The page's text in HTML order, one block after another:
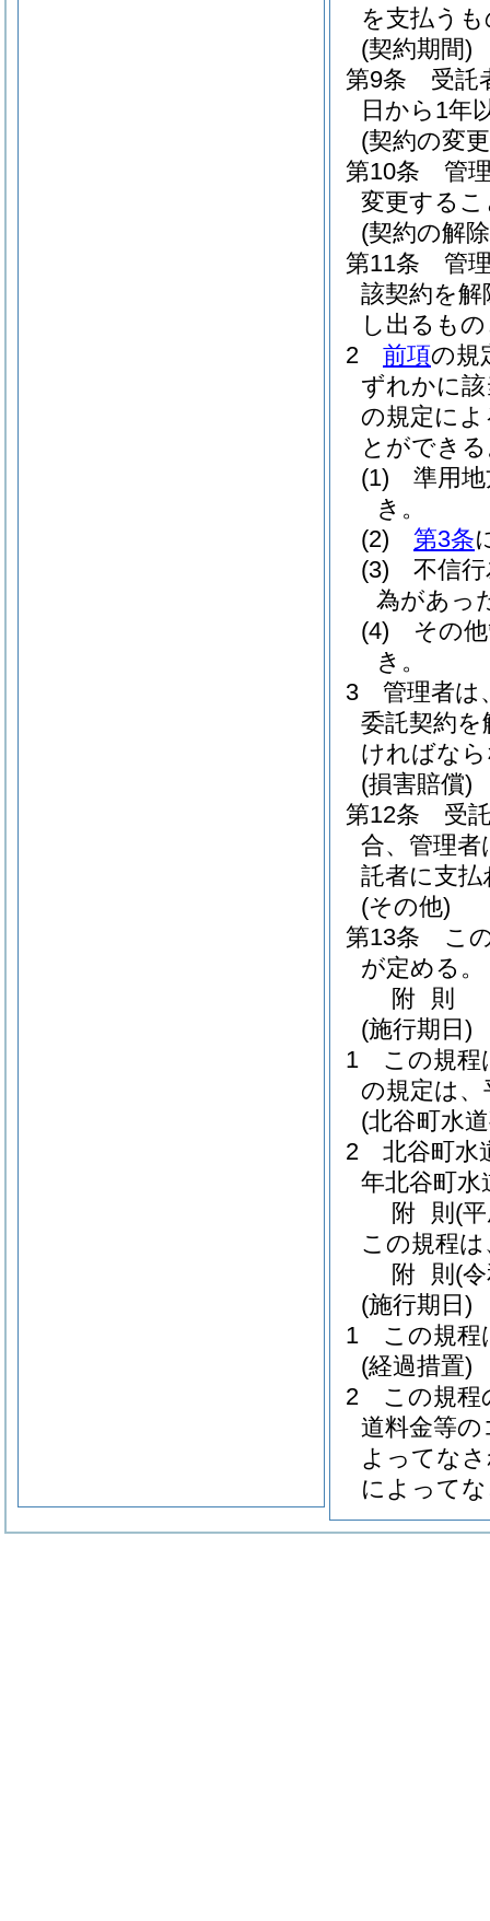
を支払う
(契約期間)
第9条
受託
日から1年
(契約の変
第10条
管
変更する
(契約の解
第11条
管
該契約を
し出るも
2
前項の規
ずれかに
の規定に
とができ
(1)
準用
き。
(2)
第3条
(3)
不信
為があっ
(4)
その
き。
3
管理者は
委託契約
ければな
(損害賠償)
第12条
受
合、管理
託者に支
(その他)
第13条
こ
が定める。
附 則
(施行期日)
1
この規程
の規定は
(北谷町水
2
北谷町水
年北谷町水
附 則 (
この規程
附 則 (
(施行期日)
1
この規程
(経過措置)
2
この規程
道料金等
よってな
によって